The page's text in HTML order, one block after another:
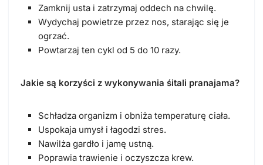
Zamknij usta i zatrzymaj oddech na chwilę.
Wydychaj powietrze przez nos, starając się je
ogrzać.
Powtarzaj ten cykl od 5 do 10 razy.
Jakie są korzyści z wykonywania śitali pranajama?
Schładza organizm i obniża temperaturę ciała.
Uspokaja umysł i łagodzi stres.
Nawilża gardło i jamę ustną.
Poprawia trawienie i oczyszcza krew.